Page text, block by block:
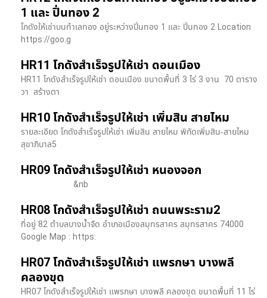
1 และ ปิ่นทอง 2
โกดังให้เช่าบนทำเลทอง อยู่ระหว่างปิ่นทอง 1 และ ปิ่นทอง 2 Location
https://goo.g
HR11 โกดังสำเร็จรูปให้เช่า ดอนเมือง
HR11 โกดังสำเร็จรูปให้เช่า ดอนเมือง ขนาดพื้นที่ 3 ไร่ 3 งาน 70 ตาราง
วา สร้างตา
HR10 โกดังสำเร็จรูปให้เช่า เพิ่มสิน สายไหม
รายละเอียด โกดังสำเร็จรูปให้เช่า เพิ่มสิน สายไหม พิกัดเพิ่มสิน-สายไหม
สุขาภิบาล5
HR09 โกดังสำเร็จรูปให้เช่า หนองจอก
&nb
HR08 โกดังสำเร็จรูปให้เช่า ถนนพระราม2
ที่อยู่ 82 ตำบลบางน้ำจืด อำเภอเมืองสมุทรสาคร สมุทรสาคร 74000
Google Map : https:
HR07 โกดังสำเร็จรูปให้เช่า แพรกษา บางพลี​
คลองขุด
HR07 โกดังสำเร็จรูปให้เช่า แพรกษา บางพลี​ คลองขุด ขนาดพื้นที่ 11 ไร่